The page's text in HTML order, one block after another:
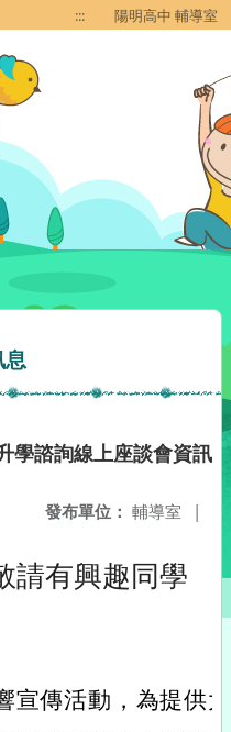
::: 陽明高中 輔導室
息
學諮詢線上座談會資訊
發布單位： 輔導室 |
請有興趣同學
宣傳活動，為提供